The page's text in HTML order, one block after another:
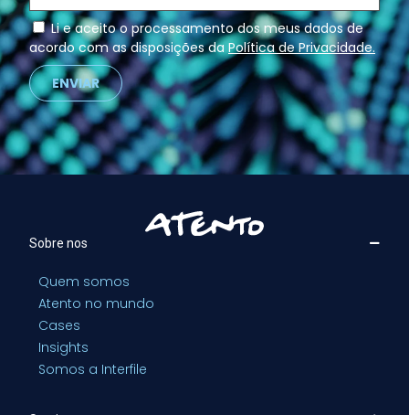
Li e aceito o processamento dos meus dados de
acordo com as disposições da Política de Privacidade.
ENVIAR
Sobre nos
Quem somos
Atento no mundo
Cases
Insights
Somos a Interfile